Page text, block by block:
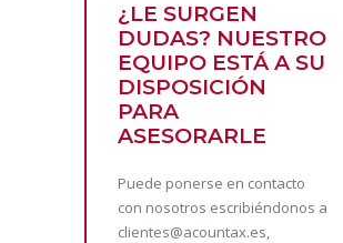
¿LE SURGEN
DUDAS? NUESTRO
EQUIPO ESTÁ A SU
DISPOSICIÓN
PARA
ASESORARLE
Puede ponerse en contacto
con nosotros escribiéndonos a
clientes@acountax.es,